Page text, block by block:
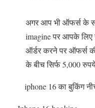
अगर आप भी ऑफर्स के
imagine पर आपके लिए
ऑर्डर करने पर ऑफर्स
के बीच सिर्फ 5,000
iphone 16 का बुकिंग